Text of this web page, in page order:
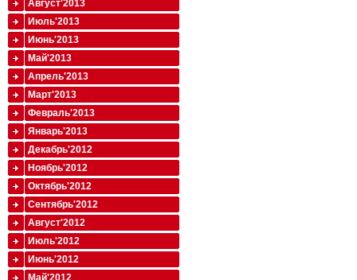
Август'2013
Июль'2013
Июнь'2013
Май'2013
Апрель'2013
Март'2013
Февраль'2013
Январь'2013
Декабрь'2012
Ноябрь'2012
Октябрь'2012
Сентябрь'2012
Август'2012
Июль'2012
Июнь'2012
Май'2012